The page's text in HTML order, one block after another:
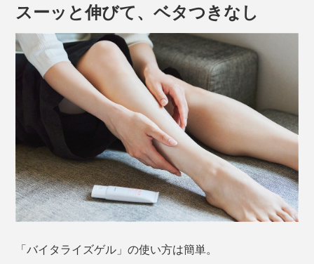
スーッと伸びて、ベタつきなし
「バイタライズゲル」の使い方は簡単。